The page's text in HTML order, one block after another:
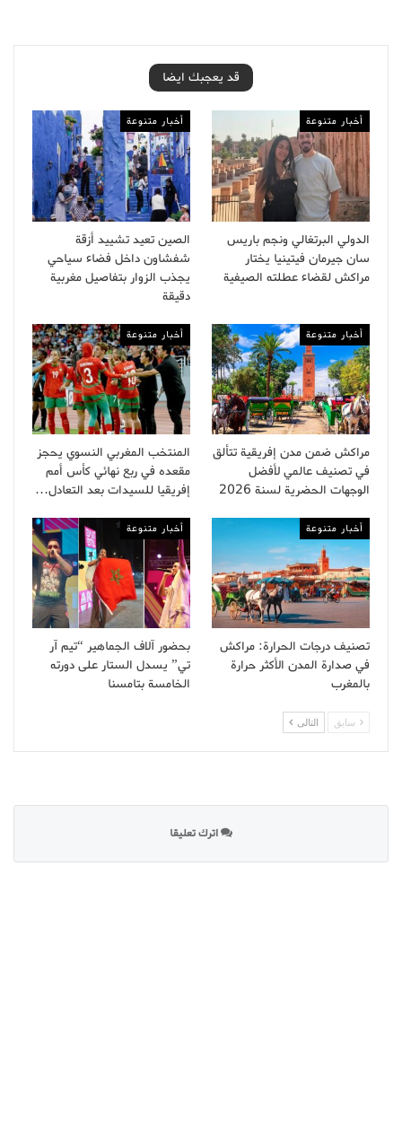
قد يعجبك ايضا
أخبار متنوعة
الدولي البرتغالي ونجم باريس
سان جيرمان فيتينيا يختار
مراكش لقضاء عطلته الصيفية
أخبار متنوعة
الصين تعيد تشييد أزقة
شفشاون داخل فضاء سياحي
يجذب الزوار بتفاصيل مغربية
دقيقة
أخبار متنوعة
مراكش ضمن مدن إفريقية تتألق
في تصنيف عالمي لأفضل
الوجهات الحضرية لسنة 2026
أخبار متنوعة
المنتخب المغربي النسوي يحجز
مقعده في ربع نهائي كأس أمم
إفريقيا للسيدات بعد التعادل…
أخبار متنوعة
تصنيف درجات الحرارة: مراكش
في صدارة المدن الأكثر حرارة
بالمغرب
أخبار متنوعة
بحضور آلاف الجماهير “تيم آر
تي” يسدل الستار على دورته
الخامسة بتامسنا
سابق التالى
اترك تعليقا